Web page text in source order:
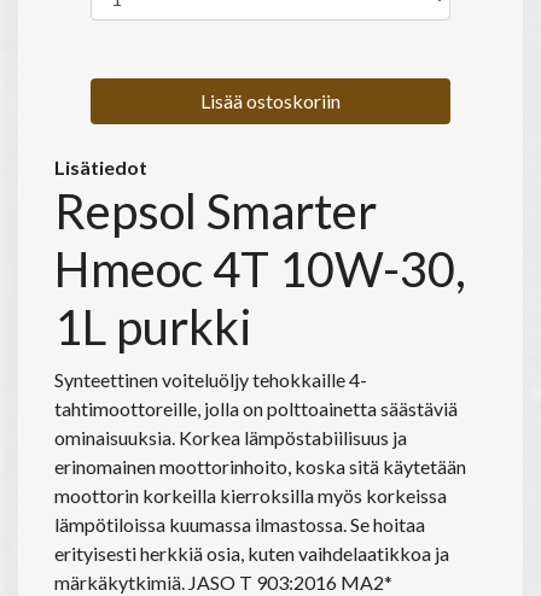
Lisää ostoskoriin
Lisätiedot
Repsol Smarter
Hmeoc 4T 10W-30,
1L purkki
Synteettinen voiteluöljy tehokkaille 4-
tahtimoottoreille, jolla on polttoainetta säästäviä
ominaisuuksia. Korkea lämpöstabiilisuus ja
erinomainen moottorinhoito, koska sitä käytetään
moottorin korkeilla kierroksilla myös korkeissa
lämpötiloissa kuumassa ilmastossa. Se hoitaa
erityisesti herkkiä osia, kuten vaihdelaatikkoa ja
märkäkytkimiä. JASO T 903:2016 MA2*